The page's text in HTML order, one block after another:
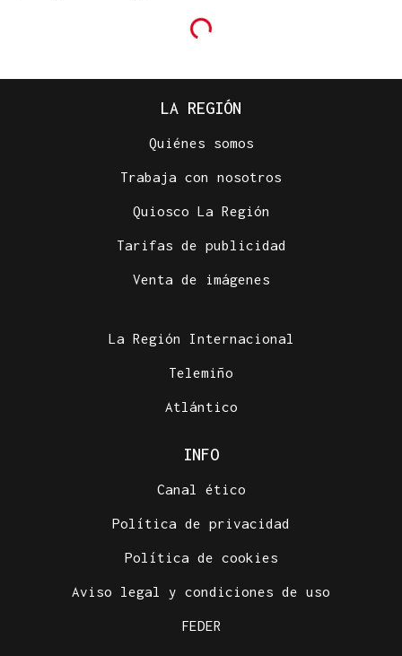
LA REGIÓN
Quiénes somos
Trabaja con nosotros
Quiosco La Región
Tarifas de publicidad
Venta de imágenes
La Región Internacional
Telemiño
Atlántico
INFO
Canal ético
Política de privacidad
Política de cookies
Aviso legal y condiciones de uso
FEDER